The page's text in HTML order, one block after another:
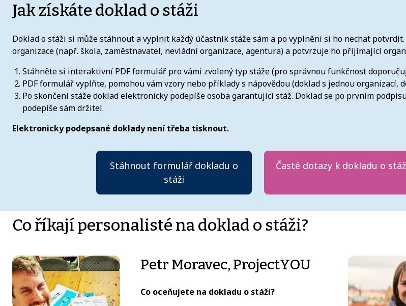
Jak získáte doklad o stáži
Doklad o stáži si může stáhnout a vyplnit každý účastník stáže sám a po vyplnění si ho nechat
organizace (např. škola, zaměstnavatel, nevládní organizace, agentura) a potvrzuje ho přijímající
Stáhněte si interaktivní PDF formulář pro vámi zvolený typ stáže (pro správnou funkčnost
PDF formulář vyplňte, pomohou vám vzory nebo příklady s nápovědou (doklad s jednou organizací,
Po skončení stáže doklad elektronicky podepíše osoba garantující stáž. Doklad se po prvním
podepíše sám držitel.
Elektronicky podepsané doklady není třeba tisknout.
Stáhnout formulář dokladu o
stáži
Časté dotazy k dokladu o
Co říkají personalisté na doklad o stáži?
Petr Moravec, ProjectYOU
Co oceňujete na dokladu o stáži?